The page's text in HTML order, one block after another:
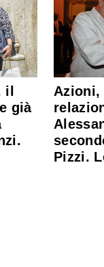
già
Azioni,
Pizzi.